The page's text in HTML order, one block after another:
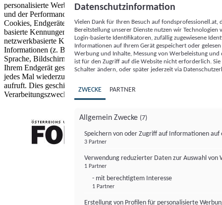
personalisierte Werbung und Inhalte, Messung von Werbeleistung
und der Performance von Inhalten sowie Zielgruppenforschung.
Cookies, Endgeräte- oder ähnliche Online-Kennungen (z. B. login-
basierte Kennungen, zufällig generierte Kennungen,
netzwerkbasierte Kennungen) können zusammen mit anderen
Informationen (z. B. Browsertyp und Browserinformationen,
Sprache, Bildschirmgröße, unterstützte Technologien usw.) auf
Ihrem Endgerät gespeichert oder von dort ausgelesen werden, um es
jedes Mal wiederzuerkennen, wenn es eine App oder einer Webseite
aufruft. Dies geschieht für einen oder mehrere der hier aufgeführten
Verarbeitungszwecke.
Datenschutzinformation
Vielen Dank für Ihren Besuch auf
Bereitstellung unserer Dienste nutzen wir Technologien
Login-basierte Identifikatoren, zufällig zugewiesene
Informationen auf Ihrem Gerät gespeichert oder
Werbung und Inhalte, Messung von Werbeleistung
ist für den Zugriff auf die Website nicht erforderlich.
Schalter ändern, oder später jederzeit via
ZWECKE PARTNER
Allgemein Zwecke (7)
Speichern von oder Zugriff auf Informationen auf
3 Partner
Verwendung reduzierter Daten zur Auswahl von
1 Partner
- mit berechtigtem Interesse
1 Partner
Erstellung von Profilen für personalisierte
FONDS professionell